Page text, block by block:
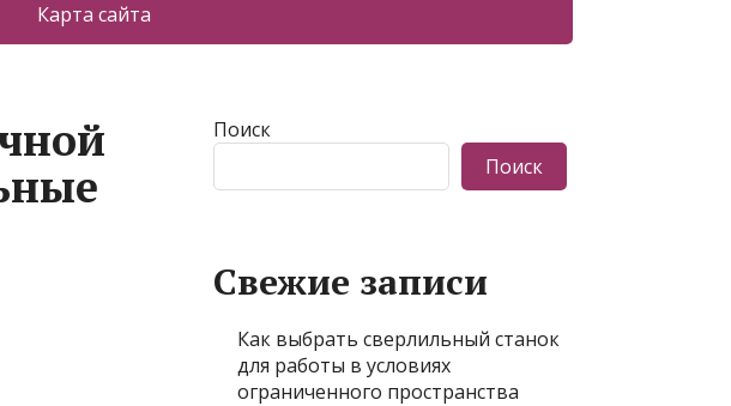
Карта сайта
Поиск
Поиск
Свежие записи
Как выбрать сверлильный станок
для работы в условиях
ограниченного пространства